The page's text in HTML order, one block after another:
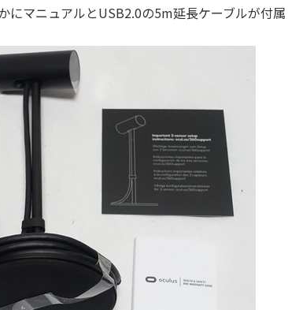
にマニュアルとUSB2.0の5m延長ケーブルが付属